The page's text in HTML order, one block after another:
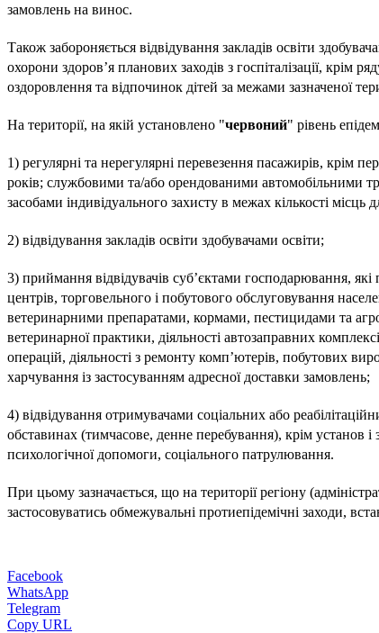
замовлень на винос.
Також забороняється відвідування закладів освіти
охорони здоров’я планових заходів з госпіталізації, крім
оздоровлення та відпочинок дітей за межами зазначеної
На території, на якій установлено "червоний" рівень
1) регулярні та нерегулярні перевезення пасажирів, крім
років; службовими та/або орендованими автомобільними
засобами індивідуального захисту в межах кількості
2) відвідування закладів освіти здобувачами освіти;
3) приймання відвідувачів суб’єктами господарювання, які
центрів, торговельного і побутового обслуговування
ветеринарними препаратами, кормами, пестицидами та
ветеринарної практики, діяльності автозаправних
операцій, діяльності з ремонту комп’ютерів, побутових
харчування із застосуванням адресної доставки замовлень;
4) відвідування отримувачами соціальних або
обставинах (тимчасове, денне перебування), крім установ і
психологічної допомоги, соціального патрулювання.
При цьому зазначається, що на території регіону
застосовуватись обмежувальні протиепідемічні заходи,
Facebook
WhatsApp
Telegram
Copy URL